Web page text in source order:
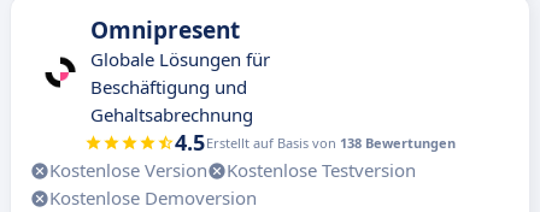
Omnipresent
Globale Lösungen für
Beschäftigung und
Gehaltsabrechnung
4.5Erstellt auf Basis von 138 Bewertungen
Kostenlose Version
Kostenlose Testversion
Kostenlose Demoversion